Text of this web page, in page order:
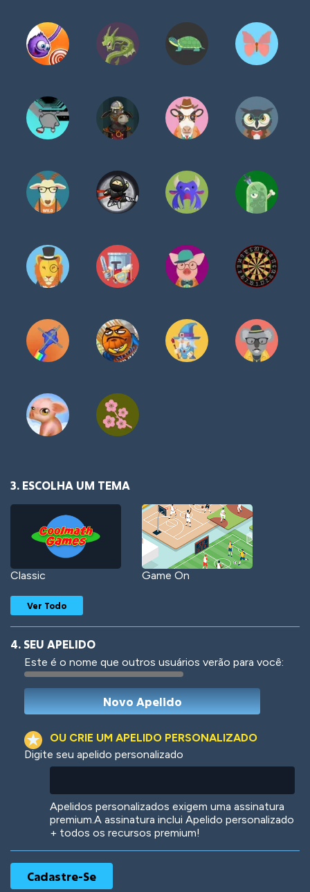
3. ESCOLHA UM TEMA
Classic Game On
Woof Jungle Cats
Ver Todo
4. SEU APELIDO
Este é o nome que outros usuários verão para você:
OU CRIE UM APELIDO PERSONALIZADO
Digite seu apelido personalizado
Apelidos personalizados exigem uma assinatura
premium.A assinatura inclui Apelido personalizado
+ todos os recursos premium!